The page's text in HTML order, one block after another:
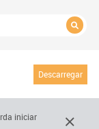
Descarregar
iniciar